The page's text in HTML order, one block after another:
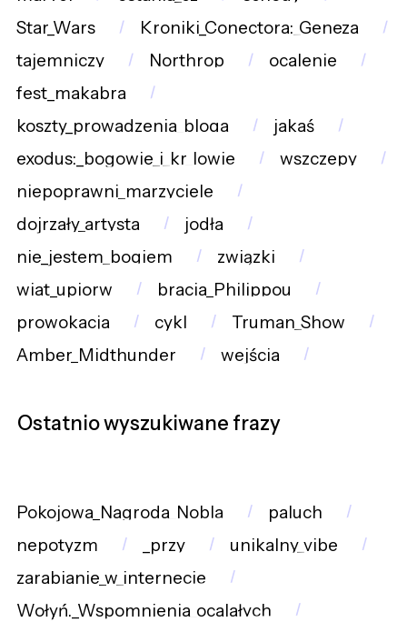
Star_Wars
Kroniki_Conectora:_Geneza
tajemniczy
Northrop
ocalenie
fest_makabra
koszty_prowadzenia_bloga
jakaś
exodus:_bogowie_i_kr_lowie
wszczepy
niepoprawni_marzyciele
dojrzały_artysta
jodła
nie_jestem_bogiem
związki
wiat_upiorw
bracia_Philippou
prowokacja
cykl
Truman_Show
Amber_Midthunder
wejścia
Ostatnio wyszukiwane frazy
Pokojowa_Nagroda_Nobla
paluch
nepotyzm
_przy
unikalny_vibe
zarabianie_w_internecie
Wołyń._Wspomnienia_ocalałych